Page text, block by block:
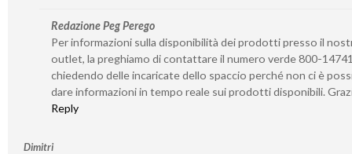
Redazione Peg Perego
Per informazioni sulla disponibilità dei prodotti presso il
outlet, la preghiamo di contattare il numero verde 800-
chiedendo delle incaricate dello spaccio perché non ci è
dare informazioni in tempo reale sui prodotti disponibili.
Reply
Dimitri